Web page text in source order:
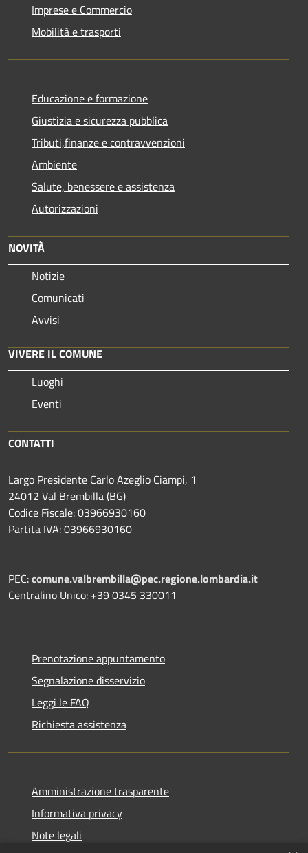
Imprese e Commercio
Mobilità e trasporti
Educazione e formazione
Giustizia e sicurezza pubblica
Tributi,finanze e contravvenzioni
Ambiente
Salute, benessere e assistenza
Autorizzazioni
NOVITÀ
Notizie
Comunicati
Avvisi
VIVERE IL COMUNE
Luoghi
Eventi
CONTATTI
Largo Presidente Carlo Azeglio Ciampi, 1
24012 Val Brembilla (BG)
Codice Fiscale: 03966930160
Partita IVA: 03966930160
PEC:comune.valbrembilla@pec.regione.lombardia.it
Centralino Unico: +39 0345 330011
Prenotazione appuntamento
Segnalazione disservizio
Leggi le FAQ
Richiesta assistenza
Amministrazione trasparente
Informativa privacy
Note legali